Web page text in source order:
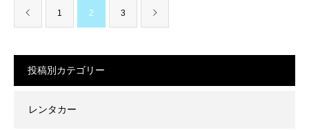
1 2 3
投稿別カテゴリー
レンタカー